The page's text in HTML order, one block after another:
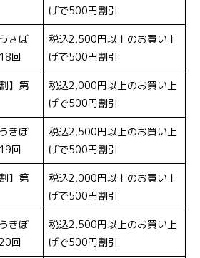
げで500円割引
きぼ
回
税込2,500円以上のお買い上
げで500円割引
】第
税込2,000円以上のお買い上
げで500円割引
きぼ
回
税込2,500円以上のお買い上
げで500円割引
】第
税込2,000円以上のお買い上
げで500円割引
きぼ
回
税込2,500円以上のお買い上
げで500円割引